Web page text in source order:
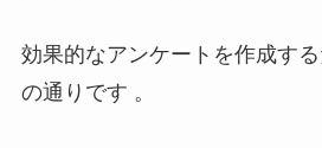
効果的なアンケートを作成す
の通りです 。